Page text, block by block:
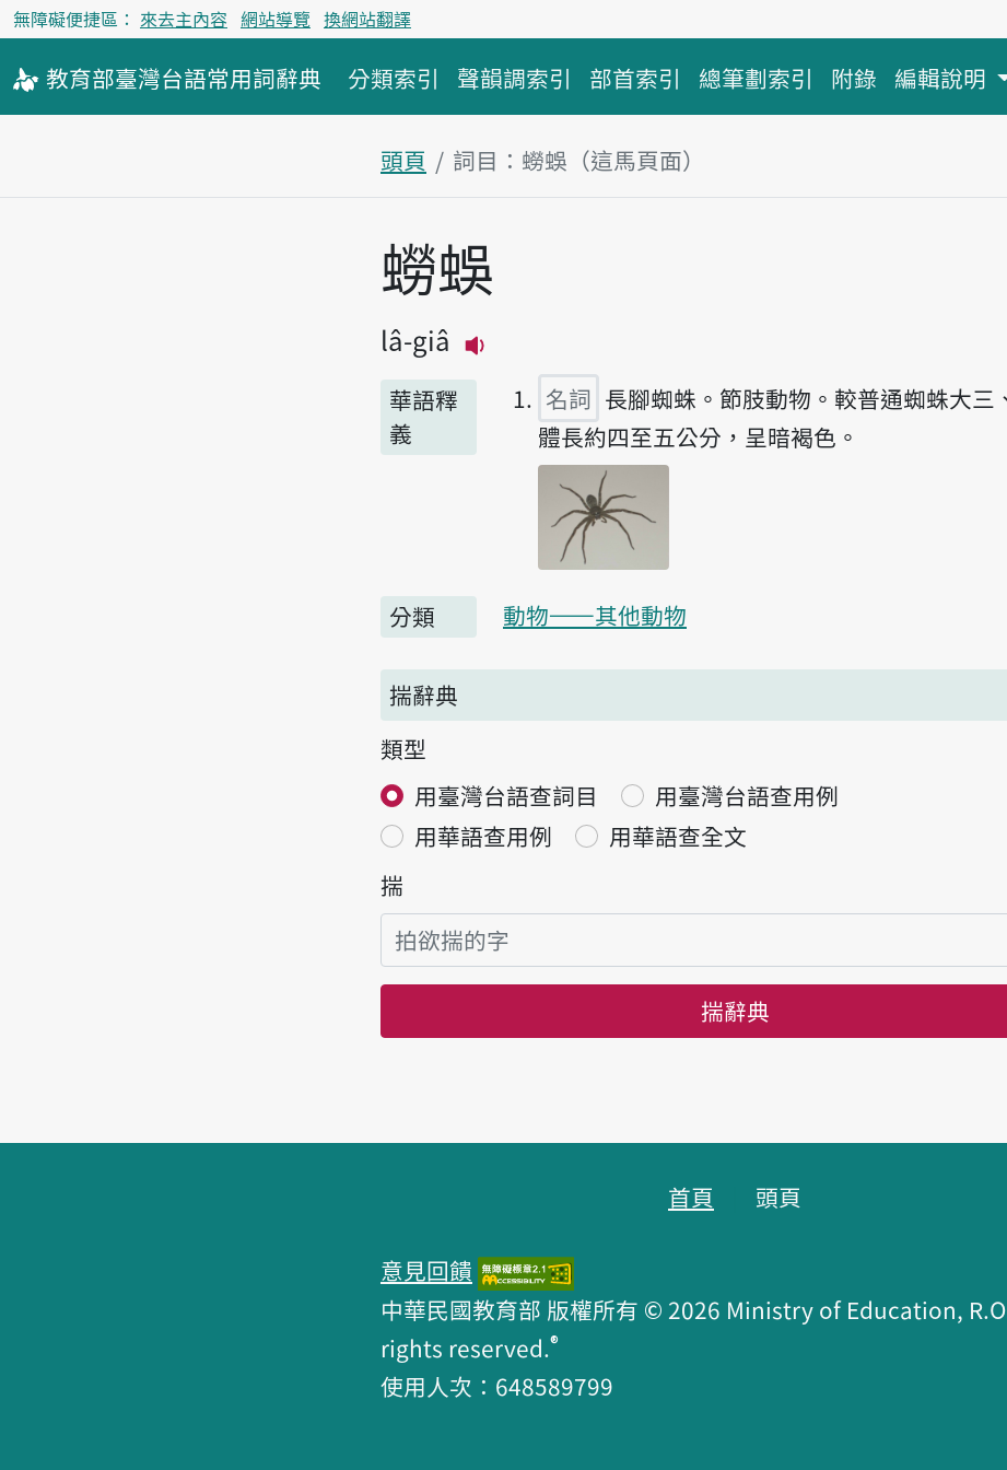
無障礙便捷區： 來去主內容 網站導覽 換網站翻譯
教育部臺灣台語常用詞辭典 分類索引 聲韻調索引 部首索引 總筆劃索引 附錄 編輯說明
頭頁 詞目：蟧蜈（這馬頁面）
主內容區
蟧蜈
lâ-giâ
華語釋
義
名詞 長腳蜘蛛。節肢動物。較普通蜘蛛大三
體長約四至五公分，呈暗褐色。
分類 動物——其他動物
揣辭典
類型
用臺灣台語查詞目
用臺灣台語查用例
用華語查用例
用華語查全文
揣
揣辭典
首頁 頭頁
意見回饋
中華民國教育部 版權所有 © 2026 Ministry of Education,
rights reserved.®
使用人次：648589799